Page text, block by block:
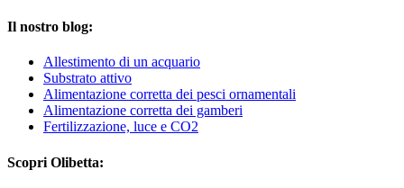
Il nostro blog:
Allestimento di un acquario
Substrato attivo
Alimentazione corretta dei pesci ornamentali
Alimentazione corretta dei gamberi
Fertilizzazione, luce e CO2
Scopri Olibetta: